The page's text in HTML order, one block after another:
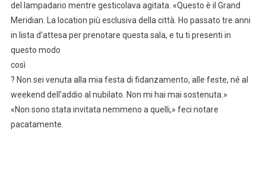
del lampadario mentre gesticolava agitata. «Questo è il Grand
Meridian. La location più esclusiva della città. Ho passato tre anni
in lista d’attesa per prenotare questa sala, e tu ti presenti in
questo modo
così
? Non sei venuta alla mia festa di fidanzamento, alle feste, né al
weekend dell’addio al nubilato. Non mi hai mai sostenuta.»
«Non sono stata invitata nemmeno a quelli,» feci notare
pacatamente.